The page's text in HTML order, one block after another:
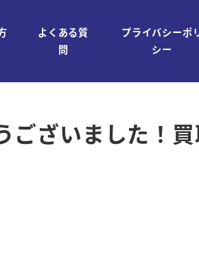
よくある質
問
プライバシーポ
シー
ございました！